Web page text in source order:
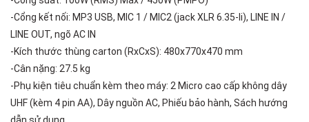
-Cổng kết nối: MP3 USB, MIC 1 / MIC2 (jack XLR 6.35-li), LINE IN /
LINE OUT, ngõ AC IN
-Kích thước thùng carton (RxCxS): 480x770x470 mm
-Cân nặng: 27.5 kg
-Phụ kiện tiêu chuẩn kèm theo máy: 2 Micro cao cấp không dây
UHF (kèm 4 pin AA), Dây nguồn AC, Phiếu bảo hành, Sách hướng